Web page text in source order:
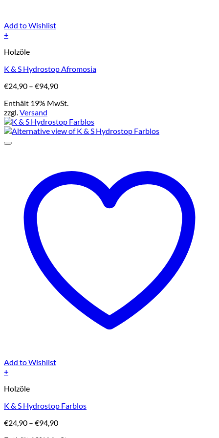
Add to Wishlist
+
Produkt
mehrere
auf.
Die
Optionen
können
auf
der
Produktseite
Holzöle
K & S Hydrostop Afromosia
€24,90 – €94,90Preisspanne:
bis
Enthält 19% MwSt.
zzgl.Versand
Add to Wishlist
+
Produkt
mehrere
auf.
Die
Holzöle
K & S Hydrostop Farblos
€24,90 – €94,90Preisspanne: